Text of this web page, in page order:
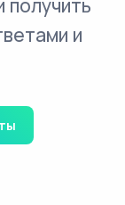
получить
и